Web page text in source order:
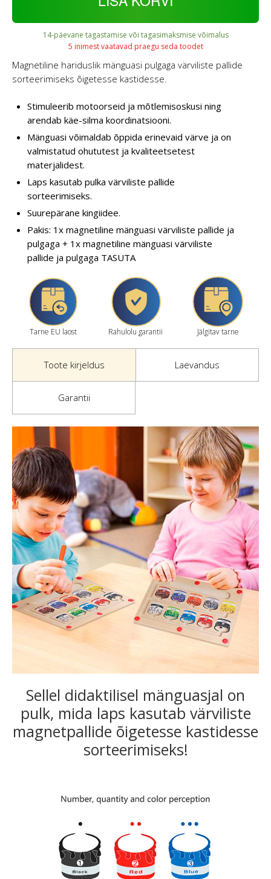
14-päevane tagastamise või tagasimaksmise võimalus
5 inimest vaatavad praegu seda toodet
Magnetiline hariduslik mänguasi pulgaga värviliste pallide
sorteerimiseks õigetesse kastidesse.
Stimuleerib motoorseid ja mõtlemisoskusi ning
arendab käe-silma koordinatsiooni.
Mänguasi võimaldab õppida erinevaid värve ja on
valmistatud ohututest ja kvaliteetsetest
materjalidest.
Laps kasutab pulka värviliste pallide
sorteerimiseks.
Suurepärane kingiidee.
Pakis: 1x magnetiline mänguasi värviliste pallide ja
pulgaga + 1x magnetiline mänguasi värviliste
pallide ja pulgaga TASUTA
Tarne EU laost Rahulolu garantii Jälgitav tarne
Toote kirjeldus Laevandus
Garantii
Sellel didaktilisel mänguasjal on
pulk, mida laps kasutab värviliste
magnetpallide õigetesse kastidesse
sorteerimiseks!